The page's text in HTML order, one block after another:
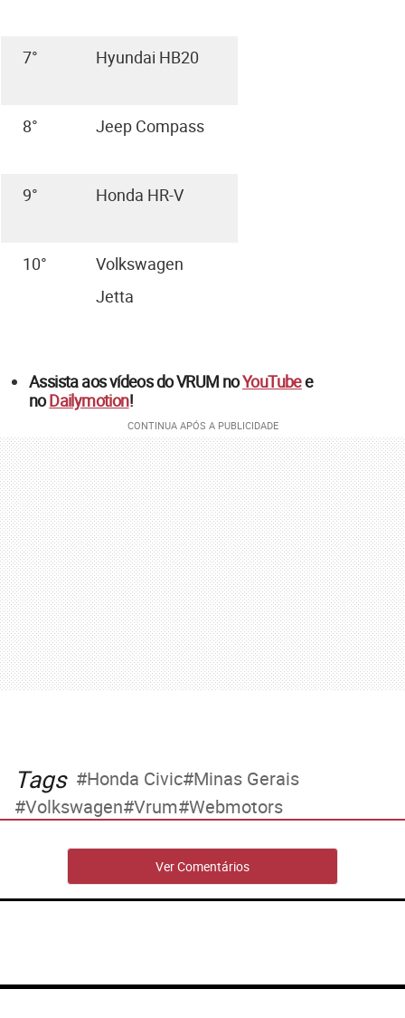
7° Hyundai HB20
8° Jeep Compass
9° Honda HR-V
10°
Volkswagen
Jetta
Assista aos vídeos do VRUM noYouTubee
noDailymotion!
Tags Honda Civic Minas Gerais
Volkswagen Vrum Webmotors
Ver Comentários